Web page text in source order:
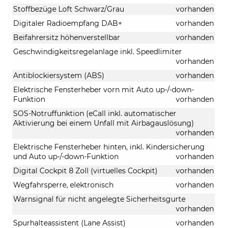
Stoffbezüge Loft Schwarz/Grau
vorhanden
Digitaler Radioempfang DAB+
vorhanden
Beifahrersitz höhenverstellbar
vorhanden
Geschwindigkeitsregelanlage inkl. Speedlimiter
vorhanden
Antiblockiersystem (ABS)
vorhanden
Elektrische Fensterheber vorn mit Auto up-/-down-
Funktion
vorhanden
SOS-Notruffunktion (eCall inkl. automatischer
Aktivierung bei einem Unfall mit Airbagauslösung)
vorhanden
Elektrische Fensterheber hinten, inkl. Kindersicherung
und Auto up-/-down-Funktion
vorhanden
Digital Cockpit 8 Zoll (virtuelles Cockpit)
vorhanden
Wegfahrsperre, elektronisch
vorhanden
Warnsignal für nicht angelegte Sicherheitsgurte
vorhanden
Spurhalteassistent (Lane Assist)
vorhanden